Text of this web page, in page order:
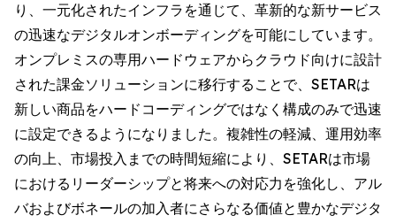
り、一元化されたインフラを通じて、革新的な新サービス
の迅速なデジタルオンボーディングを可能にしています。
オンプレミスの専用ハードウェアからクラウド向けに設計
された課金ソリューションに移行することで、SETARは
新しい商品をハードコーディングではなく構成のみで迅速
に設定できるようになりました。複雑性の軽減、運用効率
の向上、市場投入までの時間短縮により、SETARは市場
におけるリーダーシップと将来への対応力を強化し、アル
バおよびボネールの加入者にさらなる価値と豊かなデジタ